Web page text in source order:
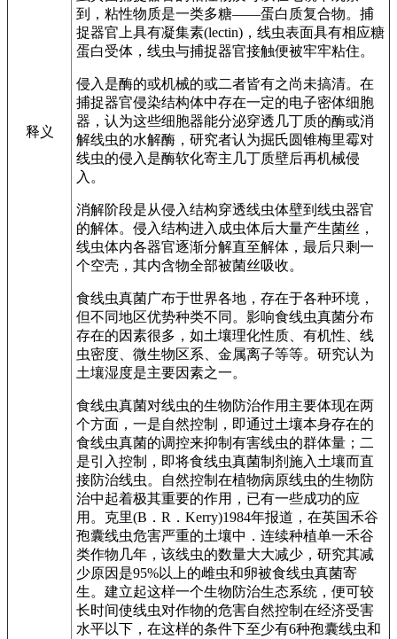
释义
到，粘性物质是一类多糖——蛋白质复合物。捕
捉器官上具有凝集素(lectin)，线虫表面具有相应糖
蛋白受体，线虫与捕捉器官接触便被牢牢粘住。
侵入是酶的或机械的或二者皆有之尚未搞清。在
捕捉器官侵染结构体中存在一定的电子密体细胞
器，认为这些细胞器能分泌穿透几丁质的酶或消
解线虫的水解酶，研究者认为掘氏圆锥梅里霉对
线虫的侵入是酶软化寄主几丁质壁后再机械侵
入。
消解阶段是从侵入结构穿透线虫体壁到线虫器官
的解体。侵入结构进入成虫体后大量产生菌丝，
线虫体内各器官逐渐分解直至解体，最后只剩一
个空壳，其内含物全部被菌丝吸收。
食线虫真菌广布于世界各地，存在于各种环境，
但不同地区优势种类不同。影响食线虫真菌分布
存在的因素很多，如土壤理化性质、有机性、线
虫密度、微生物区系、金属离子等等。研究认为
土壤湿度是主要因素之一。
食线虫真菌对线虫的生物防治作用主要体现在两
个方面，一是自然控制，即通过土壤本身存在的
食线虫真菌的调控来抑制有害线虫的群体量；二
是引入控制，即将食线虫真菌制剂施入土壤而直
接防治线虫。自然控制在植物病原线虫的生物防
治中起着极其重要的作用，已有一些成功的应
用。克里(B．R．Kerry)1984年报道，在英国禾谷
孢囊线虫危害严重的土壤中．连续种植单一禾谷
类作物几年，该线虫的数量大大减少，研究其减
少原因是95%以上的雌虫和卵被食线虫真菌寄
生。建立起这样一个生物防治生态系统，便可较
长时间使线虫对作物的危害自然控制在经济受害
水平以下，在这样的条件下至少有6种孢囊线虫和